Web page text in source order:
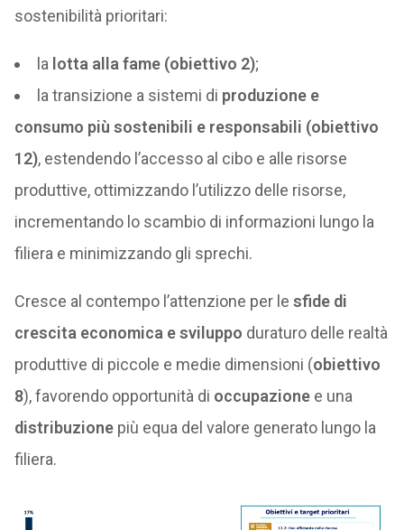
sostenibilità prioritari:
la lotta alla fame (obiettivo 2);
la transizione a sistemi di produzione e
consumo più sostenibili e responsabili (obiettivo
12), estendendo l’accesso al cibo e alle risorse
produttive, ottimizzando l’utilizzo delle risorse,
incrementando lo scambio di informazioni lungo la
filiera e minimizzando gli sprechi.
Cresce al contempo l’attenzione per le sfide di
crescita economica e sviluppo duraturo delle realtà
produttive di piccole e medie dimensioni (obiettivo
8), favorendo opportunità di occupazionee una
distribuzionepiù equa del valore generato lungo la
filiera.